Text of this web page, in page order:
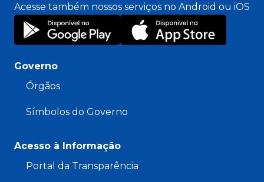
Acesse também nossos serviços no Android ou iOS
Governo
Órgãos
Símbolos do Governo
Acesso à Informação
Portal da Transparência